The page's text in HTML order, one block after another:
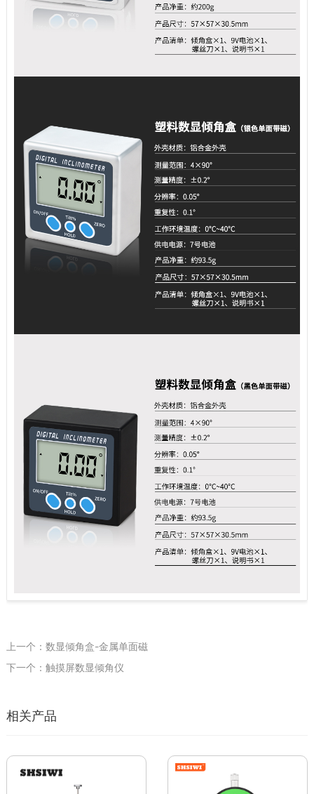
上一个：数显倾角盒-金属单面磁
下一个：触摸屏数显倾角仪
相关产品